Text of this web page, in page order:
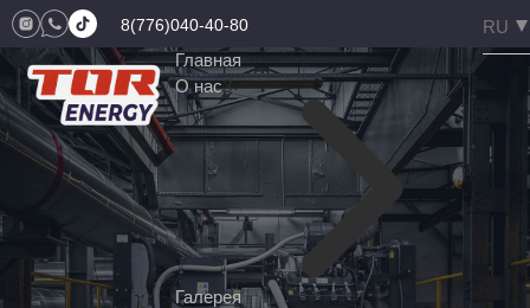
8(776)040-40-80
Главная
О нас3
Галерея